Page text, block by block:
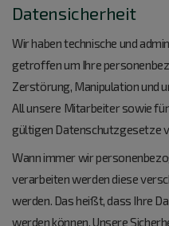
Datensicherheit
Wir haben technische und
getroffen um Ihre
Zerstörung, Manipulation und
All unsere Mitarbeiter sowie
gültigen Datenschutzgesetze
Wann immer wir
verarbeiten werden diese
werden. Das heißt, dass Ihre
werden können. Unsere